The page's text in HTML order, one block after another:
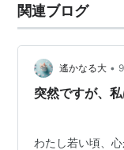
関連ブログ
遙かなる大 •
突然ですが、
わたし若い頃、